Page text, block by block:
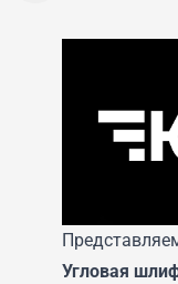
Угловая